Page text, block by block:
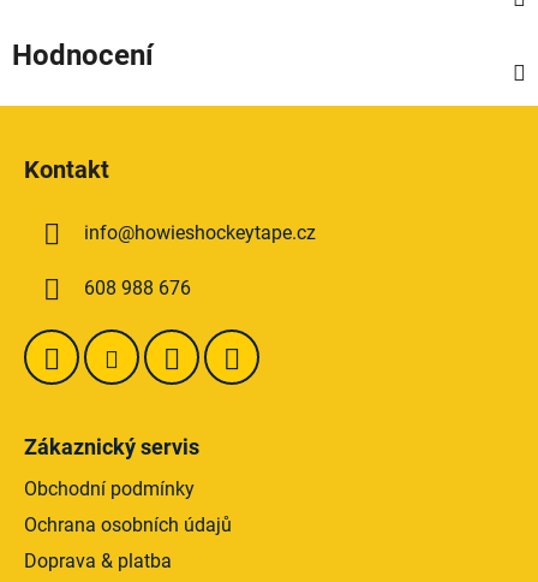
Hodnocení
Kontakt
info@howieshockeytape.cz
608 988 676
Zákaznický servis
Obchodní podmínky
Ochrana osobních údajů
Doprava & platba